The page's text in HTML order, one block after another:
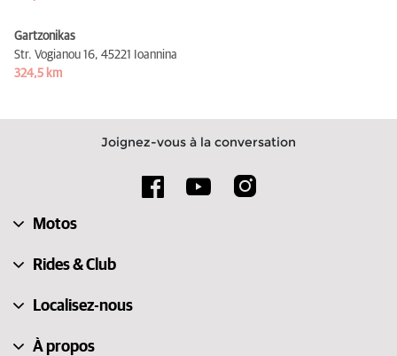
Gartzonikas
Str. Vogianou 16, 45221 Ioannina
324,5 km
Joignez-vous à la conversation
Motos
Rides & Club
Localisez-nous
À propos